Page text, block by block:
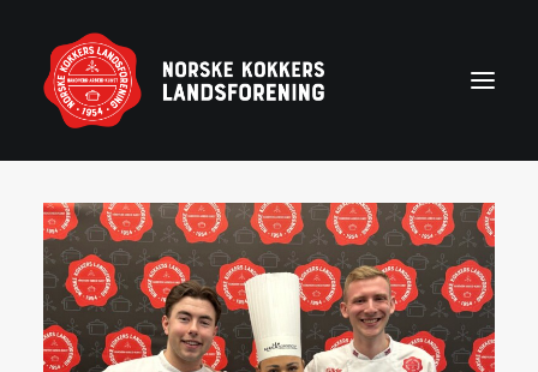
Forside
Aktuelt
Om NKL
Kontakt NKL-foreninger